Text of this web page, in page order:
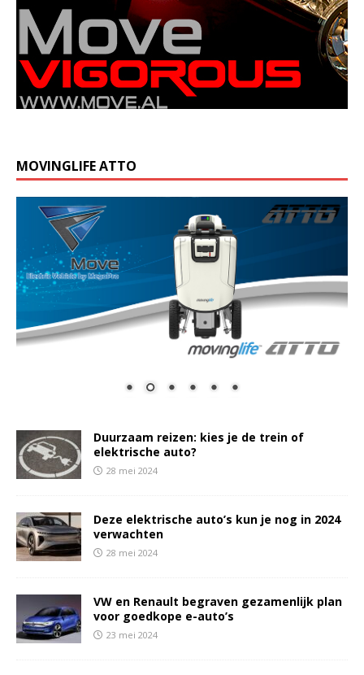
MOVINGLIFE ATTO
Duurzaam reizen: kies je de trein of
elektrische auto?
28 mei 2024
Deze elektrische auto’s kun je nog in 2024
verwachten
28 mei 2024
VW en Renault begraven gezamenlijk plan
voor goedkope e-auto’s
23 mei 2024